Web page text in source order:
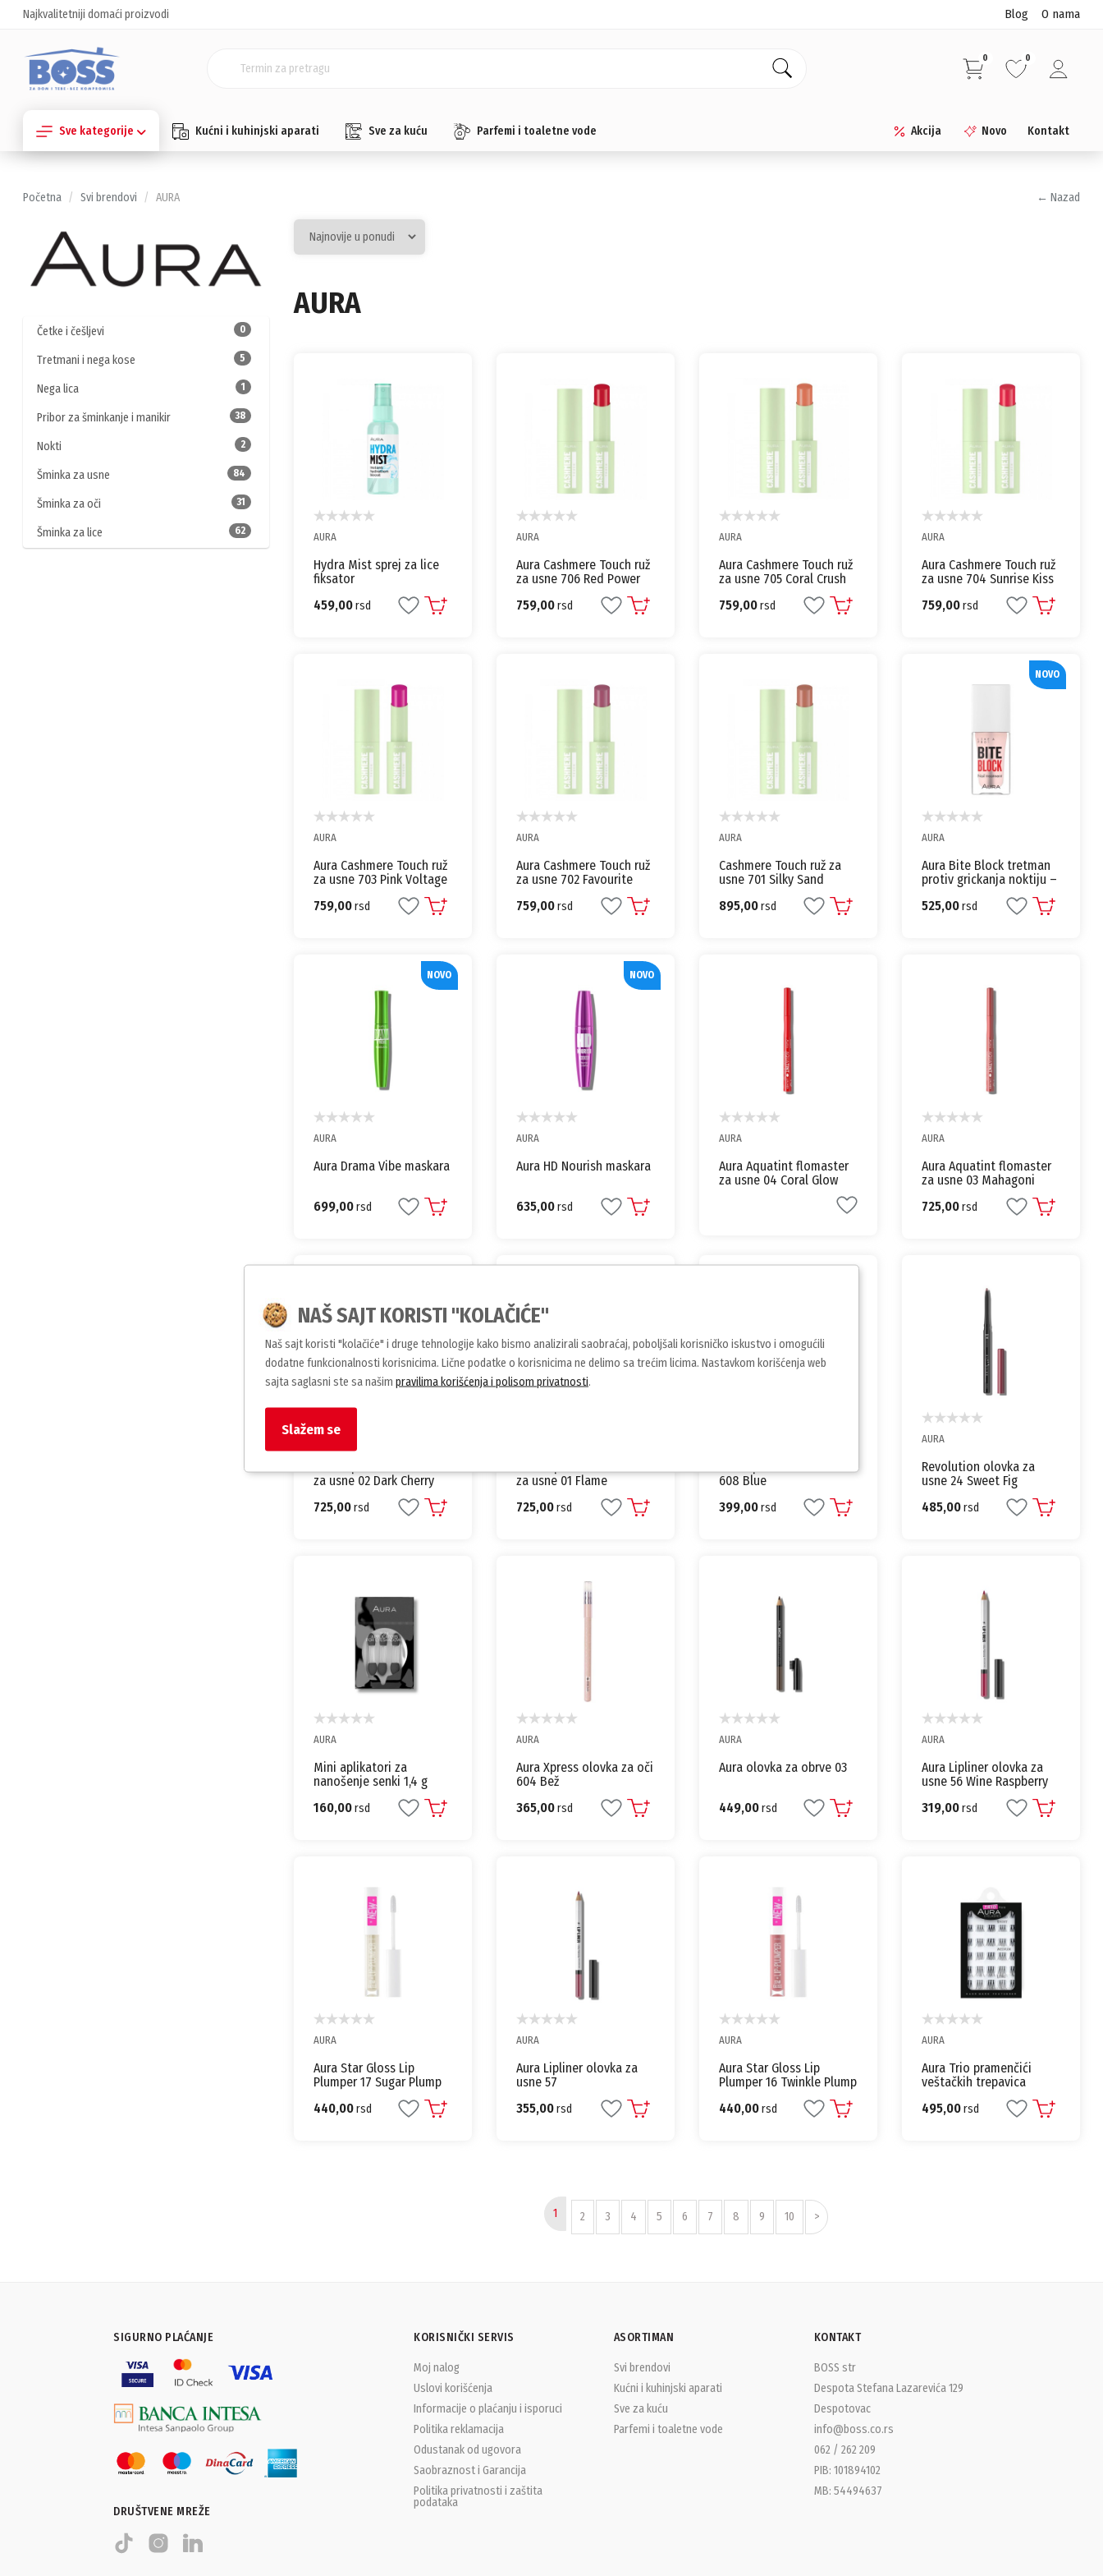
Najkvalitetniji domaći proizvodi Blog O nama
0 0
Sve kategorije Kućni i kuhinjski aparati Sve za kuću Parfemi i toaletne vode Akcija Novo Kontakt
Početna Svi brendovi AURA ← Nazad
Četke i češljevi 0
Tretmani i nega kose 5
Nega lica 1
Pribor za šminkanje i manikir 38
Nokti 2
Šminka za usne 84
Šminka za oči 31
Šminka za lice 62
AURA
AURA
Hydra Mist sprej za lice
fiksator
459,00rsd
AURA
Aura Cashmere Touch ruž
za usne 706 Red Power
759,00rsd
AURA
Aura Cashmere Touch ruž
za usne 705 Coral Crush
759,00rsd
AURA
Aura Cashmere Touch ruž
za usne 704 Sunrise Kiss
759,00rsd
AURA
Aura Cashmere Touch ruž
za usne 703 Pink Voltage
759,00rsd
AURA
Aura Cashmere Touch ruž
za usne 702 Favourite
One kremasti karmin
759,00rsd
AURA
Cashmere Touch ruž za
usne 701 Silky Sand
895,00rsd
NOVO
AURA
Aura Bite Block tretman
protiv grickanja noktiju –
525,00rsd
NOVO
AURA
Aura Drama Vibe maskara
699,00rsd
NOVO
AURA
Aura HD Nourish maskara
635,00rsd
AURA
Aura Aquatint flomaster
za usne 04 Coral Glow
AURA
Aura Aquatint flomaster
za usne 03 Mahagoni
725,00rsd
za usne 02 Dark Cherry
725,00rsd
za usne 01 Flame
725,00rsd
608 Blue
399,00rsd
AURA
Revolution olovka za
usne 24 Sweet Fig
485,00rsd
AURA
Mini aplikatori za
nanošenje senki 1,4 g
160,00rsd
AURA
Aura Xpress olovka za oči
604 Bež
365,00rsd
AURA
Aura olovka za obrve 03
449,00rsd
AURA
Aura Lipliner olovka za
usne 56 Wine Raspberry
319,00rsd
AURA
Aura Star Gloss Lip
Plumper 17 Sugar Plump
440,00rsd
AURA
Aura Lipliner olovka za
usne 57
355,00rsd
AURA
Aura Star Gloss Lip
Plumper 16 Twinkle Plump
440,00rsd
AURA
Aura Trio pramenčići
veštačkih trepavica
495,00rsd
1 2 3 4 5 6 7 8 9 10 >
SIGURNO PLAĆANJE
DRUŠTVENE MREŽE
KORISNIČKI SERVIS
Moj nalog
Uslovi korišćenja
Informacije o plaćanju i isporuci
Politika reklamacija
Odustanak od ugovora
Saobraznost i Garancija
Politika privatnosti i zaštita
podataka
ASORTIMAN
Svi brendovi
Kućni i kuhinjski aparati
Sve za kuću
Parfemi i toaletne vode
KONTAKT
BOSS str
Despota Stefana Lazarevića 129
Despotovac
info@boss.co.rs
062 / 262 209
PIB: 101894102
MB: 54494637
NAŠ SAJT KORISTI "KOLAČIĆE"
Naš sajt koristi "kolačiće" i druge tehnologije kako bismo analizirali saobraćaj, poboljšali korisničko iskustvo i omogućili
dodatne funkcionalnosti korisnicima. Lične podatke o korisnicima ne delimo sa trećim licima. Nastavkom korišćenja web
sajta saglasni ste sa našim pravilima korišćenja i polisom privatnosti.
Slažem se